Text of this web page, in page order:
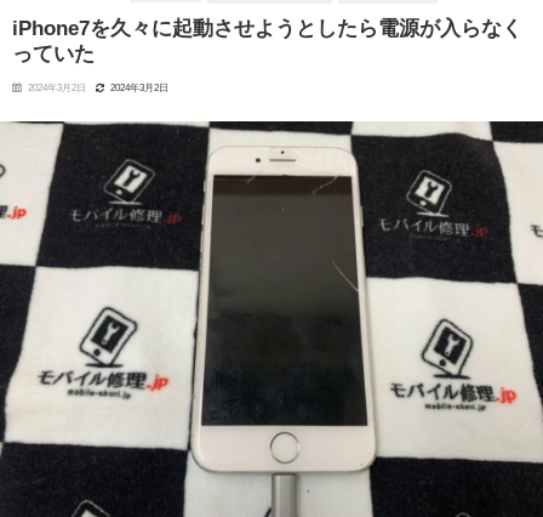
iPhone7を久々に起動させようとしたら電源が入らなく
っていた
2024年3月2日 2024年3月2日